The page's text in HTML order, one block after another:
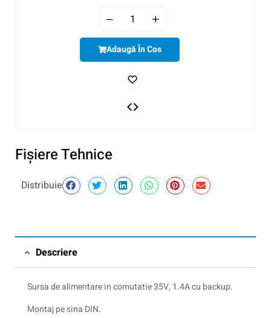
Adaugă În Cos
Fişiere Tehnice
Distribuie
Descriere
Sursa de alimentare in comutatie 35V, 1.4A cu backup.
Montaj pe sina DIN.